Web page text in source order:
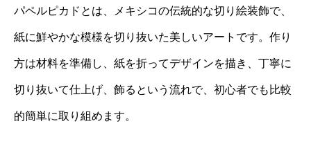
パペルピカドとは、メキシコの伝統的な切り絵装飾で、
紙に鮮やかな模様を切り抜いた美しいアートです。作り
方は材料を準備し、紙を折ってデザインを描き、丁寧に
切り抜いて仕上げ、飾るという流れで、初心者でも比較
的簡単に取り組めます。